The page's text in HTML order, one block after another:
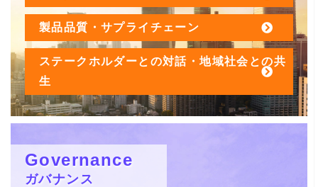
製品品質・サプライチェーン
ステークホルダーとの対話・地域社会との共
生
Governance
ガバナンス